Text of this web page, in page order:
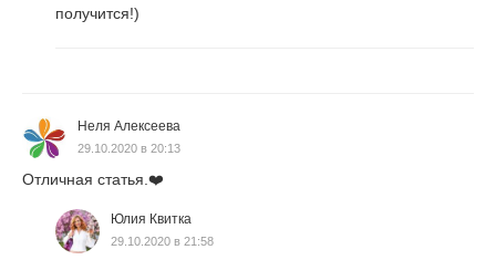
получится!)
Неля Алексеева
29.10.2020 в 20:13
Отличная статья.❤️
Юлия Квитка
29.10.2020 в 21:58